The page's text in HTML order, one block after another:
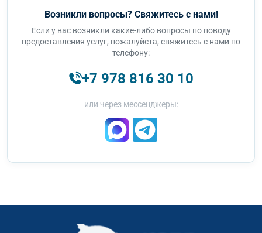
Возникли вопросы? Свяжитесь с нами!
Если у вас возникли какие-либо вопросы по поводу
предоставления услуг, пожалуйста, свяжитесь с нами по
телефону:
+7 978 816 30 10
или через мессенджеры: